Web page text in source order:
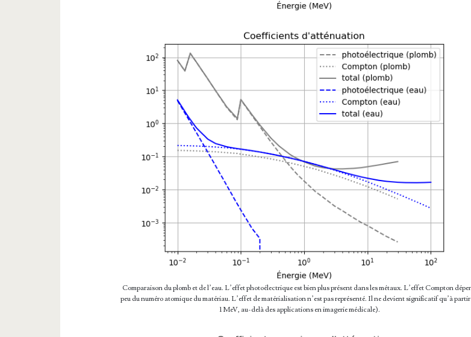
Comparaison du plomb et de l’eau. L’effet photoélectrique est bien plus présent dans les métaux. L’effet Compton
peu du numéro atomique du matériau. L’effet de matérialisation n’est pas représenté. Il ne devient significatif qu’à
1 MeV, au-delà des applications en imagerie médicale).